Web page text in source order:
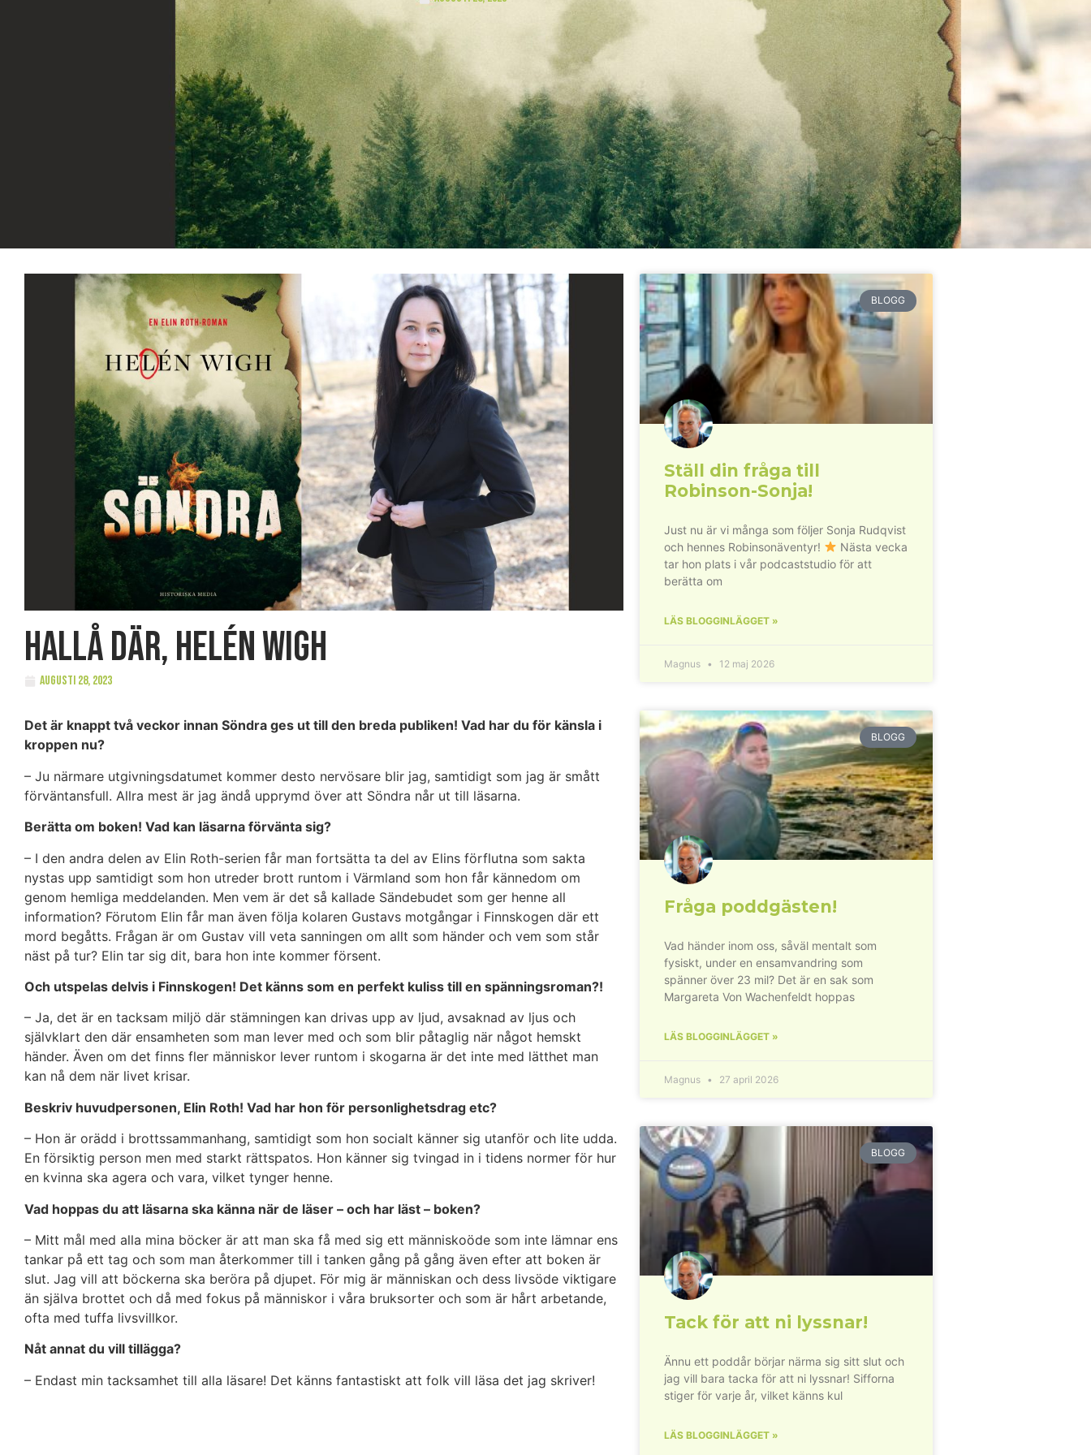
Hallå där, Helén Wigh
augusti 28, 2023
Det är knappt två veckor innan Söndra ges ut till den breda publiken! Vad har du för känsla i
kroppen nu?
– Ju närmare utgivningsdatumet kommer desto nervösare blir jag, samtidigt som jag är smått
förväntansfull. Allra mest är jag ändå upprymd över att Söndra når ut till läsarna.
Berätta om boken! Vad kan läsarna förvänta sig?
– I den andra delen av Elin Roth-serien får man fortsätta ta del av Elins förflutna som sakta
nystas upp samtidigt som hon utreder brott runtom i Värmland som hon får kännedom om
genom hemliga meddelanden. Men vem är det så kallade Sändebudet som ger henne all
information? Förutom Elin får man även följa kolaren Gustavs motgångar i Finnskogen där ett
mord begåtts. Frågan är om Gustav vill veta sanningen om allt som händer och vem som står
näst på tur? Elin tar sig dit, bara hon inte kommer försent.
Och utspelas delvis i Finnskogen! Det känns som en perfekt kuliss till en spänningsroman?!
– Ja, det är en tacksam miljö där stämningen kan drivas upp av ljud, avsaknad av ljus och
självklart den där ensamheten som man lever med och som blir påtaglig när något hemskt
händer. Även om det finns fler människor lever runtom i skogarna är det inte med lätthet man
kan nå dem när livet krisar.
Beskriv huvudpersonen, Elin Roth! Vad har hon för personlighetsdrag etc?
– Hon är orädd i brottssammanhang, samtidigt som hon socialt känner sig utanför och lite udda.
En försiktig person men med starkt rättspatos. Hon känner sig tvingad in i tidens normer för hur
en kvinna ska agera och vara, vilket tynger henne.
Vad hoppas du att läsarna ska känna när de läser – och har läst – boken?
– Mitt mål med alla mina böcker är att man ska få med sig ett människoöde som inte lämnar ens
tankar på ett tag och som man återkommer till i tanken gång på gång även efter att boken är
slut. Jag vill att böckerna ska beröra på djupet. För mig är människan och dess livsöde viktigare
än själva brottet och då med fokus på människor i våra bruksorter och som är hårt arbetande,
ofta med tuffa livsvillkor.
Nåt annat du vill tillägga?
– Endast min tacksamhet till alla läsare! Det känns fantastiskt att folk vill läsa det jag skriver!
BLOGG
Ställ din fråga till
Robinson-Sonja!
Just nu är vi många som följer Sonja Rudqvist
och hennes Robinsonäventyr!
Nästa vecka
tar hon plats i vår podcaststudio för att
berätta om
LÄS BLOGGINLÄGGET »
Magnus 12 maj 2026
BLOGG
Fråga poddgästen!
Vad händer inom oss, såväl mentalt som
fysiskt, under en ensamvandring som
spänner över 23 mil? Det är en sak som
Margareta Von Wachenfeldt hoppas
LÄS BLOGGINLÄGGET »
Magnus 27 april 2026
BLOGG
Tack för att ni lyssnar!
Ännu ett poddår börjar närma sig sitt slut och
jag vill bara tacka för att ni lyssnar! Sifforna
stiger för varje år, vilket känns kul
LÄS BLOGGINLÄGGET »